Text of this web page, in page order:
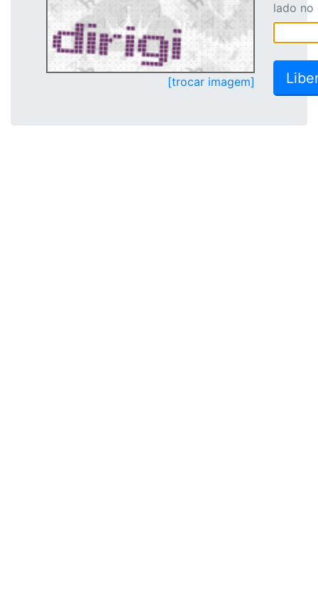
[trocar imagem]
lado no